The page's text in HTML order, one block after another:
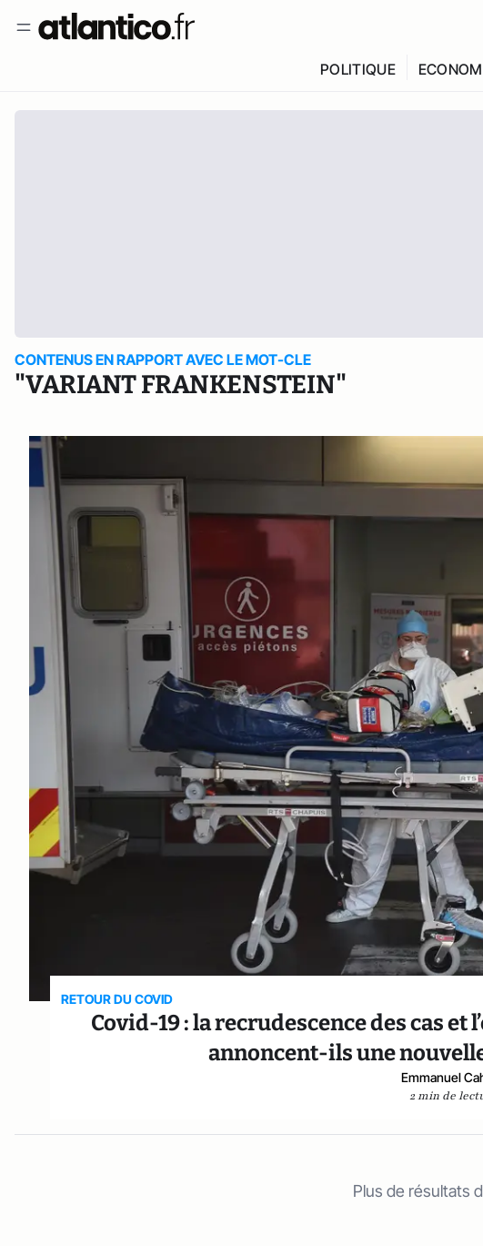
POLITIQUE
CONTENUS EN RAPPORT AVEC LE MOT-CLE
"VARIANT FRANKENSTEIN"
RETOUR DU COVID
Covid-19 : la recrudescence des cas et
annoncent-ils une
Emmanuel
2 min de
Plus de résultats